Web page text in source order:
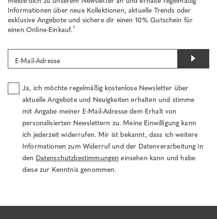
Informationen über neue Kollektionen, aktuelle Trends oder
exklusive Angebote und sichere dir einen 10% Gutschein für
einen Online-Einkauf.¹
E-Mail-Adresse
Ja, ich möchte regelmäßig kostenlose Newsletter über
aktuelle Angebote und Neuigkeiten erhalten und stimme
mit Angabe meiner E-Mail-Adresse dem Erhalt von
personalisierten Newslettern zu. Meine Einwilligung kann
ich jederzeit widerrufen. Mir ist bekannt, dass ich weitere
Informationen zum Widerruf und der Datenverarbeitung in
den Datenschutzbestimmungen einsehen kann und habe
diese zur Kenntnis genommen.